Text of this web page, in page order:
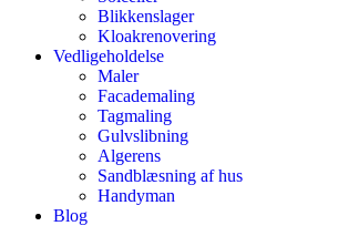
Blikkenslager
Kloakrenovering
Vedligeholdelse
Maler
Facademaling
Tagmaling
Gulvslibning
Algerens
Sandblæsning af hus
Handyman
Blog